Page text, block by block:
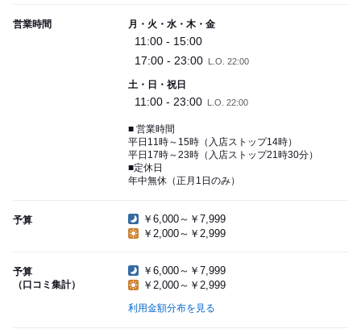
営業時間 月・火・水・木・金
11:00 - 15:00
17:00 - 23:00 L.O. 22:00
土・日・祝日
11:00 - 23:00 L.O. 22:00
■ 営業時間
平日11時～15時（入店ストップ14時）
平日17時～23時（入店ストップ21時30分）
■定休日
年中無休（正月1日のみ）
予算
￥6,000～￥7,999
￥2,000～￥2,999
予算
（口コミ集計）
￥6,000～￥7,999
￥2,000～￥2,999
利用金額分布を見る